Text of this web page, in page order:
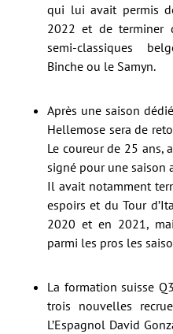
qui lui avait permis
2022 et de terminer
semi-classiques
Binche ou le Samyn.
Après une saison
Hellemose sera de
Le coureur de 25 ans,
signé pour une saison
Il avait notamment
espoirs et du Tour
2020 et en 2021,
parmi les pros les
La formation suisse
trois nouvelles
L’Espagnol David